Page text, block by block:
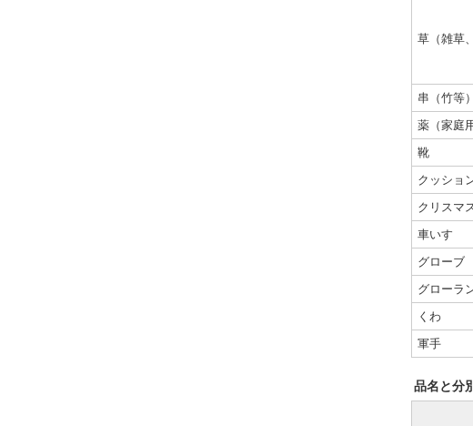
草（雑草
串（竹等）
薬（家庭
靴
クッショ
クリスマ
車いす
グローブ
グローラ
くわ
軍手
品名と分